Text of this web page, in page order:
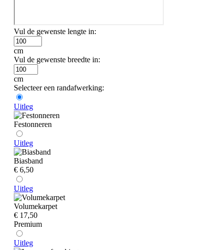
Vul de gewenste lengte in:
cm
Vul de gewenste breedte in:
cm
Selecteer een randafwerking:
Uitleg
Festonneren
Uitleg
Biasband
€ 6,50
Uitleg
Volumekarpet
€ 17,50
Premium
Uitleg